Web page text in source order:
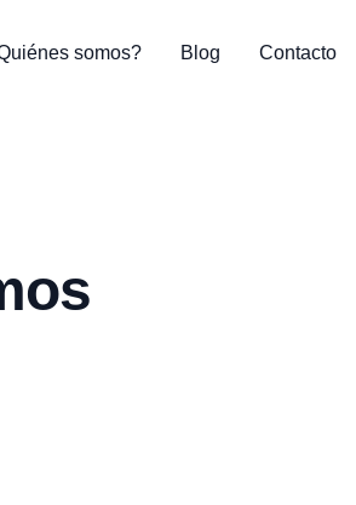
somos? Blog Contacto